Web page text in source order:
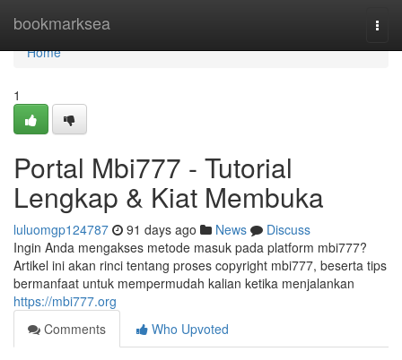
bookmarksea
Home
Home
1
Portal Mbi777 - Tutorial
Lengkap & Kiat Membuka
luluomgp124787 91 days ago News
Discuss
Ingin Anda mengakses metode masuk pada platform mbi777?
Artikel ini akan rinci tentang proses copyright mbi777, beserta tips
bermanfaat untuk mempermudah kalian ketika menjalankan
https://mbi777.org
Comments
Who Upvoted